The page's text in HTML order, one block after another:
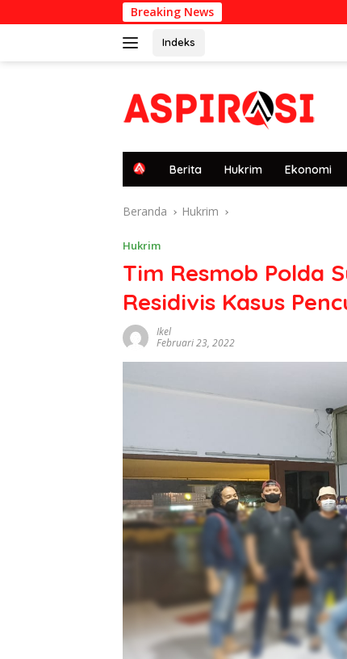
ke
Breaking News
Indeks
e
Berita Hukrim Ekonomi
Beranda Hukrim
Hukrim
Tim Resmob Polda
Residivis Kasus
Ikel
Februari 23, 2022